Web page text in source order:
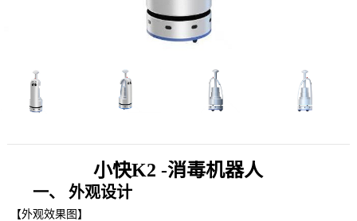
小快K2 -消毒机器人
一、外观设计
【外观效果图】